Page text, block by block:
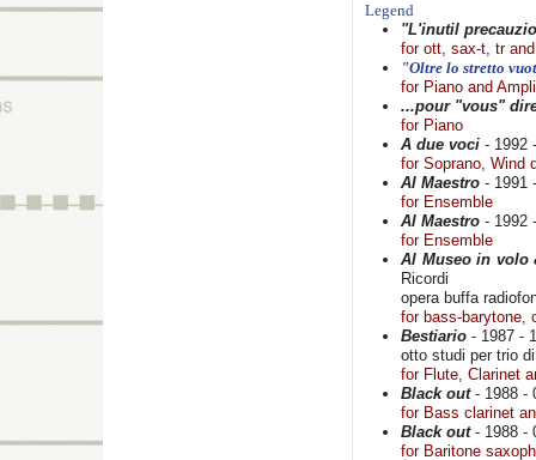
Legend
"L'inutil
for ott, sax-t, tr
"Oltre lo stretto
for Piano and
...pour "vous"
for Piano
A due voci - 1992
for Soprano, Wind
Al Maestro - 1991
for Ensemble
Al Maestro - 1992
for Ensemble
Al Museo in volo
Ricordi
opera buffa
for bass-barytone,
Bestiario - 1987 -
otto studi per trio
for Flute, Clarinet
Black out- 1988 -
for Bass clarinet
Black out- 1988 -
for Baritone